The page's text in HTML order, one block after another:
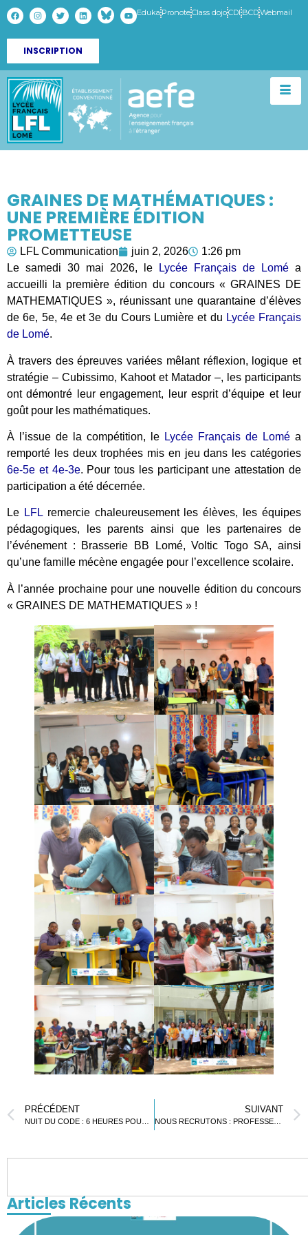
Eduka PronoteClass dojoCDI BCDWebmail
INSCRIPTION
GRAINES DE MATHÉMATIQUES :
UNE PREMIÈRE ÉDITION
PROMETTEUSE
LFL Communication juin 2, 2026
1:26 pm
Le samedi 30 mai 2026, le
Lycée Français de Lomé a
accueilli la première édition du concours « GRAINES DE
MATHEMATIQUES », réunissant une quarantaine d’élèves
de 6e, 5e, 4e et 3e du Cours Lumière et du Lycée Français
de Lomé.
À travers des épreuves variées mêlant réflexion, logique et
stratégie – Cubissimo, Kahoot et Matador –, les participants
ont démontré leur engagement, leur esprit d’équipe et leur
goût pour les mathématiques.
À l’issue de la compétition, le Lycée Français de Lomé a
remporté les deux trophées mis en jeu dans les catégories
6e-5e et 4e-3e. Pour tous les participant une attestation de
participation a été décernée.
Le LFL remercie chaleureusement les élèves, les équipes
pédagogiques, les parents ainsi que les partenaires de
l’événement : Brasserie BB Lomé, Voltic Togo SA, ainsi
qu’une famille mécène engagée pour l’excellence scolaire.
À l’année prochaine pour une nouvelle édition du concours
« GRAINES DE MATHEMATIQUES » !
PRÉCÉDENT SUIVANT
NOUS RECRUTONS : PROFESSEUR DE LETTRES MODERNES F/H
Articles Récents